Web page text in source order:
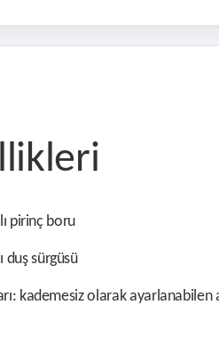
pirinç boru
duş sürgüsü
kademesiz olarak ayarlanabilen